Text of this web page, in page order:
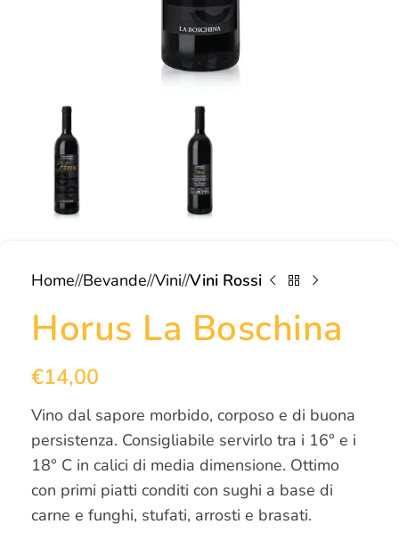
Home/ Bevande/ Vini/ Vini Rossi
Horus La Boschina
€14,00
Vino dal sapore morbido, corposo e di buona
persistenza. Consigliabile servirlo tra i 16° e i
18° C in calici di media dimensione. Ottimo
con primi piatti conditi con sughi a base di
carne e funghi, stufati, arrosti e brasati.